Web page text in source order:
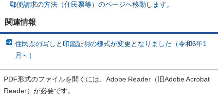
郵便請求の方法（住民票等）のページへ移動します。
関連情報
住民票の写しと印鑑証明の様式が変更となりました（令和6年1
月～）
PDF形式のファイルを開くには、Adobe Reader（旧Adobe Acrobat
Reader）が必要です。